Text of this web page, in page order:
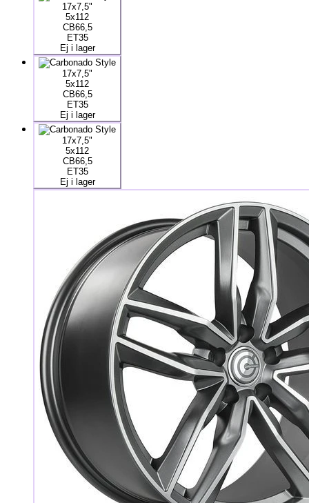
17x7,5"
5x112
CB66,5
ET35
Ej i lager
17x7,5"
5x112
CB66,5
ET35
Ej i lager
17x7,5"
5x112
CB66,5
ET35
Ej i lager